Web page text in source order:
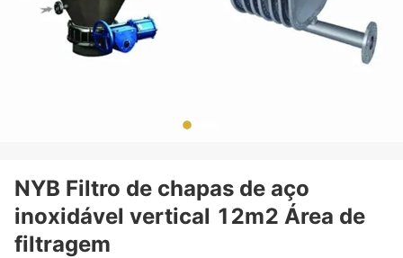
NYB Filtro de chapas de aço
inoxidável vertical 12m2 Área de
filtragem